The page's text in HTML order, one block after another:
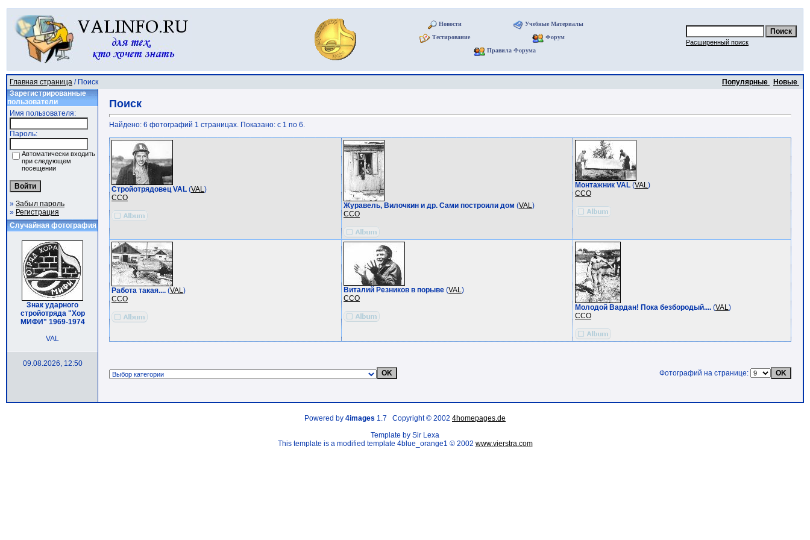
Новости
Учебные Материалы
Тестирование
Форум
Правила Форума
Расширенный поиск
Главная страница / Поиск Популярные
Новые
Зарегистрированные
пользователи
Имя пользователя:
Пароль:
Автоматически входить
при следующем
посещении
» Забыл пароль
» Регистрация
Случайная фотография
Знак ударного
стройотряда "Хор
МИФИ" 1969-1974
VAL
09.08.2026, 12:50
Поиск
Найдено: 6 фотографий 1 страницах. Показано: с 1 по 6.
Стройотрядовец VAL (VAL)
ССО
Журавель, Вилочкин и др. Сами построили дом (VAL)
ССО
Монтажник VAL (VAL)
ССО
Работа такая.... (VAL)
ССО
Виталий Резников в порыве (VAL)
ССО
Молодой Вардан! Пока безбородый.... (VAL)
ССО
Фотографий на странице:
Powered by 4images 1.7 Copyright © 2002 4homepages.de
Template by Sir Lexa
This template is a modified template 4blue_orange1 © 2002 www.vierstra.com